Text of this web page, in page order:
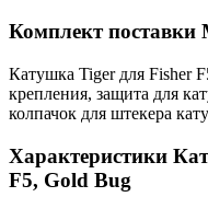
Комплект поставки
Катушка Tiger для Fisher
крепления, защита для
колпачок для штекера
Характеристики
F5, Gold Bug